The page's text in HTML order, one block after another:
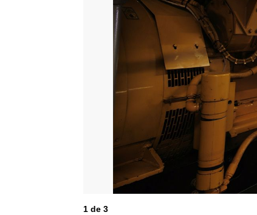
1 de 3